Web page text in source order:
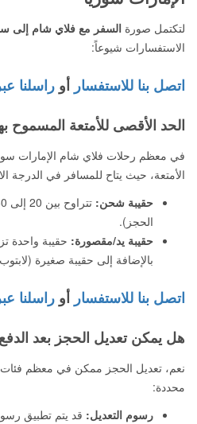
لتكتمل صورة السفر مع فلاي شام إلى
الاستفسارات شيوعاً:
اتصل بنا للاستفسار أو راسلنا
الحد الأقصى للأمتعة المسموح
في معظم رحلات فلاي شام الإمارات
الأمتعة، حيث يتاح للمسافر في الدرجة
حقيبة شحن:
الحجز).
حقيبة يد/مقصورة:
بالإضافة إلى حقيبة صغيرة
اتصل بنا للاستفسار أو راسلنا
هل يمكن تعديل الحجز بعد
نعم، تعديل الحجز ممكن في معظم فئات
محددة:
رسوم التعديل: قد يتم تطبيق